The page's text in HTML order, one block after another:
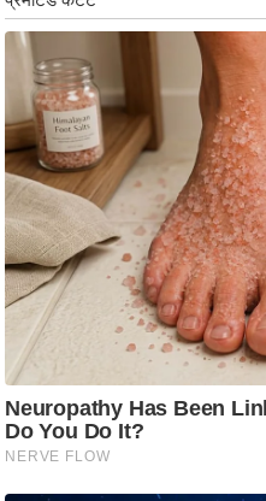
बॉ
ली
वु
ड
हॉ
ली
वु
ड
फि
ल्म
स
मी
क्षा
B
r